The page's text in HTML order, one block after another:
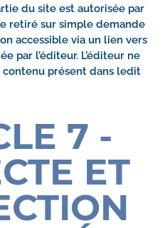
du site est autorisée par
retiré sur simple demande
accessible via un lien vers
par l’éditeur. L’éditeur ne
contenu présent dans ledit
7 -
ET